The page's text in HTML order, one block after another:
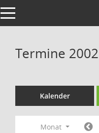
Toggle navigation
Termine 2002
Kalender
Monat